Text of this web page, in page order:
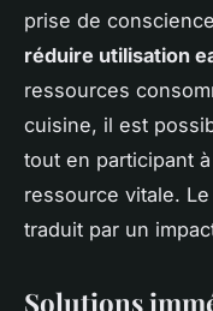
prise de
réduire utilisation
ressources
cuisine, il est
tout en participant
ressource vitale.
traduit par un
Solutions